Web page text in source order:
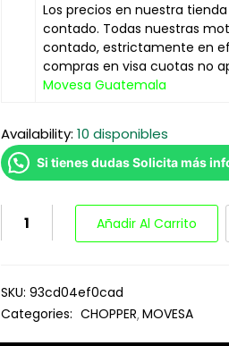
Los precios en nuestra
contado. Todas nuestras
contado, estrictamente en
compras en visa cuotas no
Movesa Guatemala
Availability: 10 disponibles
Si tienes dudas Solicita más
Añadir Al Carrito
SKU: 93cd04ef0cad
Categories: CHOPPER MOVESA